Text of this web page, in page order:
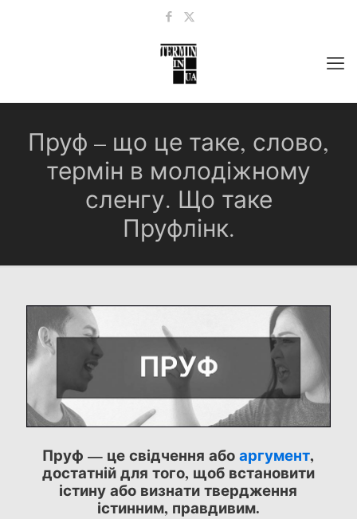
Пруф – що це таке, слово,
термін в молодіжному
сленгу. Що таке
Пруфлінк.
Пруф — це свідчення абоаргумент,
достатній для того, щоб встановити
істину або визнати твердження
істинним, правдивим.